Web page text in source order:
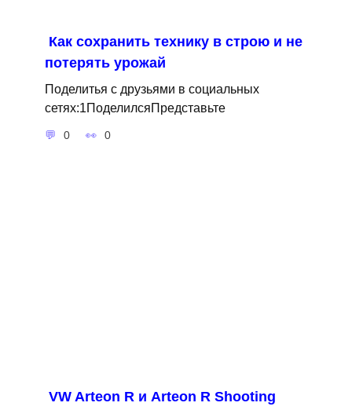
Как сохранить технику в строю и не
потерять урожай
Поделитья с друзьями в социальных
сетях:1ПоделилсяПредставьте
0 0
VW Arteon R и Arteon R Shooting